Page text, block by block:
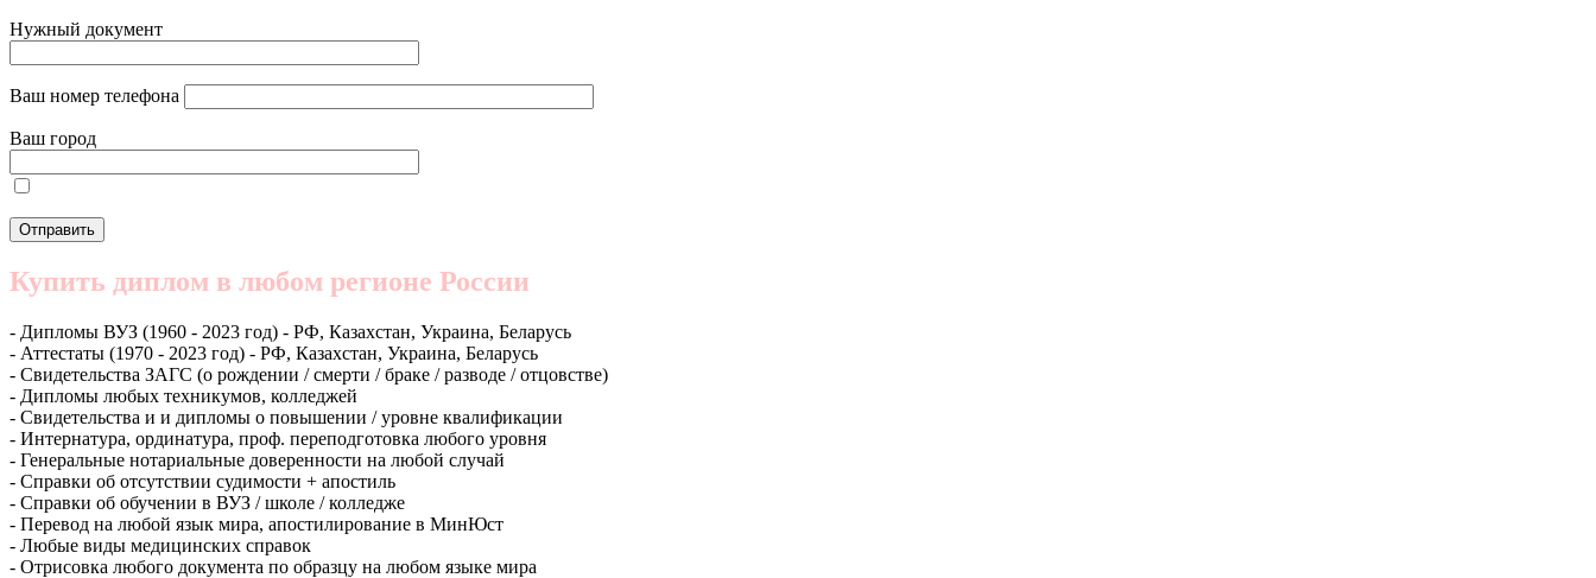
Нужный документ
Ваш номер телефона
Ваш город
Купить диплом в любом регионе России
- Дипломы ВУЗ (1960 - 2023 год) - РФ, Казахстан, Украина, Беларусь
- Аттестаты (1970 - 2023 год) - РФ, Казахстан, Украина, Беларусь
- Свидетельства ЗАГС (о рождении / смерти / браке / разводе / отцовстве)
- Дипломы любых техникумов, колледжей
- Свидетельства и и дипломы о повышении / уровне квалификации
- Интернатура, ординатура, проф. переподготовка любого уровня
- Генеральные нотариальные доверенности на любой случай
- Справки об отсутствии судимости + апостиль
- Справки об обучении в ВУЗ / школе / колледже
- Перевод на любой язык мира, апостилирование в МинЮст
- Любые виды медицинских справок
- Отрисовка любого документа по образцу на любом языке мира